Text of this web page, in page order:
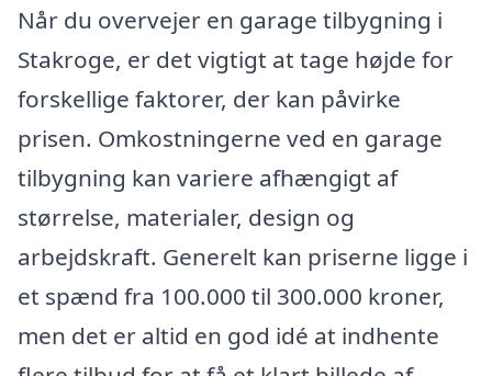
Når du overvejer en garage tilbygning i
Stakroge, er det vigtigt at tage højde for
forskellige faktorer, der kan påvirke
prisen. Omkostningerne ved en garage
tilbygning kan variere afhængigt af
størrelse, materialer, design og
arbejdskraft. Generelt kan priserne ligge i
et spænd fra 100.000 til 300.000 kroner,
men det er altid en god idé at indhente